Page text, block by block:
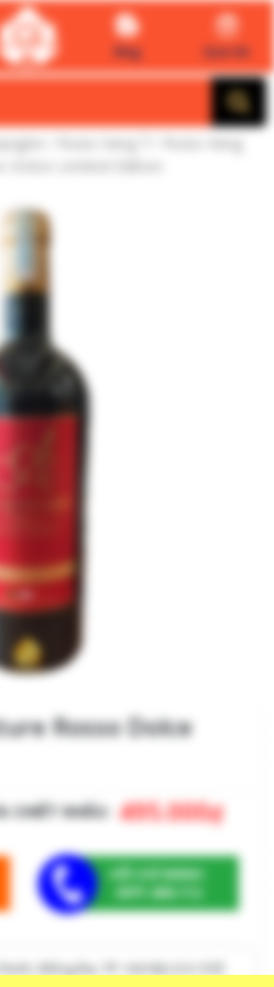
Blog Quà tết
Rosso Dolce
CHIẾT KHẤU: 495.000₫
HỒ CHÍ MINH:
0971.608.112
Đống Đa, TP. Hà Nội (Có Chỗ